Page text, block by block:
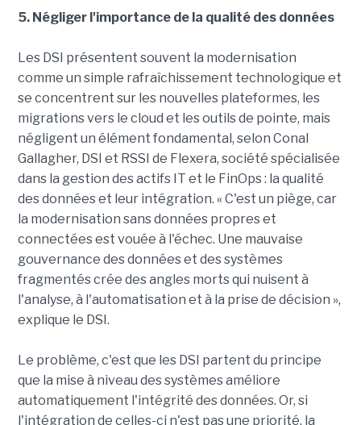
5. Négliger l'importance de la qualité des données
Les DSI présentent souvent la modernisation
comme un simple rafraîchissement technologique et
se concentrent sur les nouvelles plateformes, les
migrations vers le cloud et les outils de pointe, mais
négligent un élément fondamental, selon Conal
Gallagher, DSI et RSSI de Flexera, société spécialisée
dans la gestion des actifs IT et le FinOps : la qualité
des données et leur intégration. « C'est un piège, car
la modernisation sans données propres et
connectées est vouée à l'échec. Une mauvaise
gouvernance des données et des systèmes
fragmentés crée des angles morts qui nuisent à
l'analyse, à l'automatisation et à la prise de décision »,
explique le DSI.
Le problème, c'est que les DSI partent du principe
que la mise à niveau des systèmes améliore
automatiquement l'intégrité des données. Or, si
l'intégration de celles-ci n'est pas une priorité, la